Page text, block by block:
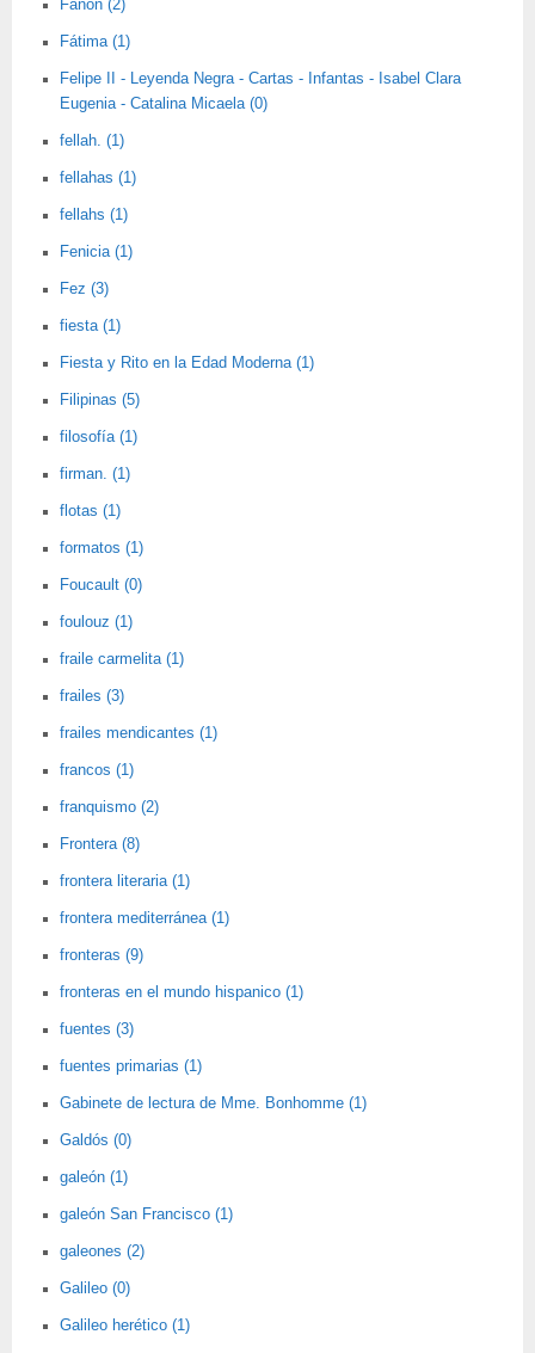
Fanon (2)
Fátima (1)
Felipe II - Leyenda Negra - Cartas - Infantas - Isabel Clara
Eugenia - Catalina Micaela (0)
fellah. (1)
fellahas (1)
fellahs (1)
Fenicia (1)
Fez (3)
fiesta (1)
Fiesta y Rito en la Edad Moderna (1)
Filipinas (5)
filosofía (1)
firman. (1)
flotas (1)
formatos (1)
Foucault (0)
foulouz (1)
fraile carmelita (1)
frailes (3)
frailes mendicantes (1)
francos (1)
franquismo (2)
Frontera (8)
frontera literaria (1)
frontera mediterránea (1)
fronteras (9)
fronteras en el mundo hispanico (1)
fuentes (3)
fuentes primarias (1)
Gabinete de lectura de Mme. Bonhomme (1)
Galdós (0)
galeón (1)
galeón San Francisco (1)
galeones (2)
Galileo (0)
Galileo herético (1)